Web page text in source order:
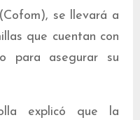
se llevará a
que cuentan con
para asegurar su
explicó que la